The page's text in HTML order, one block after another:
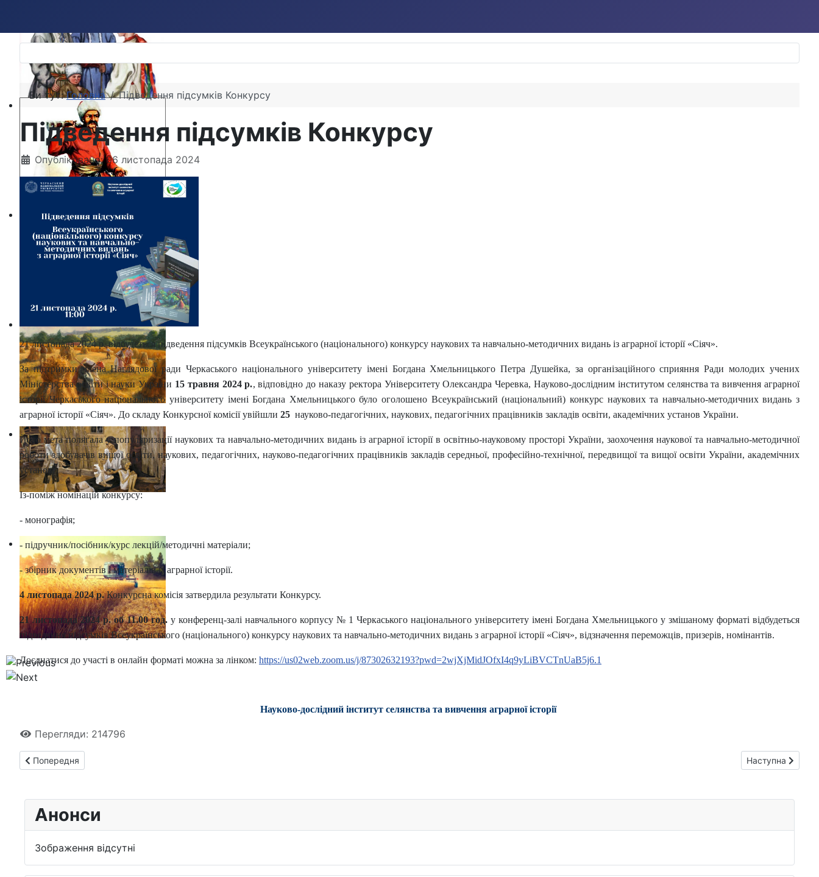
Ви тут:Головна Підведення підсумків Конкурсу
Підведення підсумків Конкурсу
Опубліковано: 06 листопада 2024
21 листопада 2024 р. відбудеться підведення підсумків Всеукраїнського (національного) конкурсу наукових та навчально-методичних видань із аграрної історії «Сіяч».
За підтримки члена Наглядової ради Черкаського національного університету імені Богдана Хмельницького Петра Душейка, за організаційного сприяння Ради молодих учених
Міністерства освіти і науки України 15 травня 2024 р., відповідно до наказу ректора Університету Олександра Черевка, Науково-дослідним інститутом селянства та вивчення аграрної
історії Черкаського національного університету імені Богдана Хмельницького було оголошено Всеукраїнський (національний) конкурс наукових та навчально-методичних видань з
аграрної історії «Сіяч». До складу Конкурсної комісії увійшли 25 науково-педагогічних, наукових, педагогічних працівників закладів освіти, академічних установ України.
Його мета полягала у популяризації наукових та навчально-методичних видань із аграрної історії в освітньо-науковому просторі України, заохочення наукової та навчально-методичної
роботи здобувачів вищої освіти, наукових, педагогічних, науково-педагогічних працівників закладів середньої, професійно-технічної, передвищої та вищої освіти України, академічних
установ.
Із-поміж номінацій конкурсу:
- монографія;
- підручник/посібник/курс лекцій/методичні матеріали;
- збірник документів і матеріалів із аграрної історії.
4 листопада 2024 р.Конкурсна комісія затвердила результати Конкурсу.
21 листопада 2024 р. об 11.00 год.у конференц-залі навчального корпусу № 1 Черкаського національного університету імені Богдана Хмельницького у змішаному форматі відбудеться
підведення підсумків Всеукраїнського (національного) конкурсу наукових та навчально-методичних видань з аграрної історії «Сіяч», відзначення переможців, призерів, номінантів.
Доєднатися до участі в онлайн форматі можна за лінком: https://us02web.zoom.us/j/87302632193?pwd=2wjXjMidJOfxI4q9yLiBVCTnUaB5j6.1
Науково-дослідний інститут селянства та вивчення аграрної історії
Перегляди: 214796
Попередня стаття: Запрошуємо до участі в науковому заході
Попередня Наступна
Наступна
Анонси
Зображення відсутні